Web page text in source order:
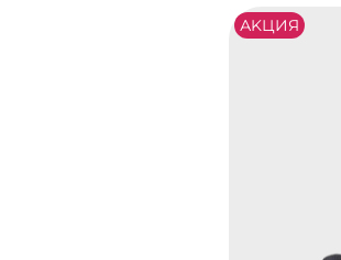
АKЦИЯ